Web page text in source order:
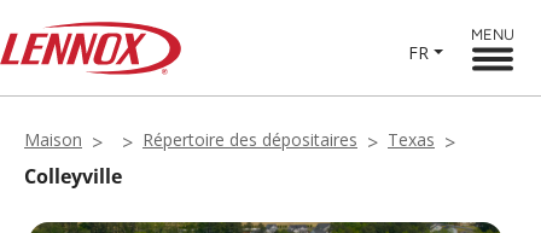
FR
MENU
Maison Répertoire des dépositaires Texas
Colleyville